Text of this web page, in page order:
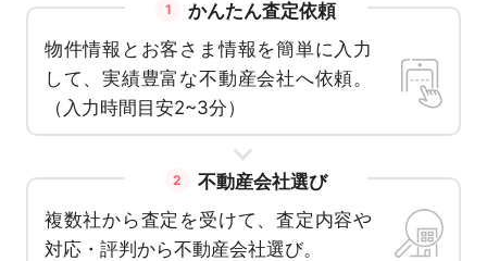
1
かんたん査定依頼
物件情報とお客さま情報を簡単に入力
して、実績豊富な不動産会社へ依頼。
（入力時間目安2~3分）
2
不動産会社選び
複数社から査定を受けて、査定内容や
対応・評判から不動産会社選び。